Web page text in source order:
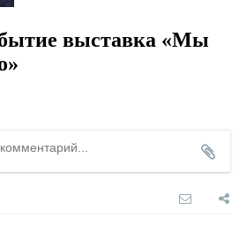
выставка «Мы